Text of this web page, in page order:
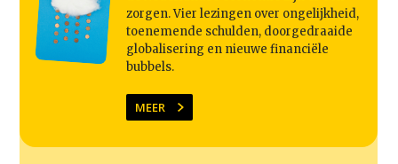
zorgen. Vier lezingen over ongelijkheid,
toenemende schulden, doorgedraaide
globalisering en nieuwe financiële
bubbels.
MEER